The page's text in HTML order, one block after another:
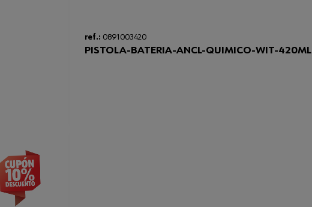
ref.: 0891003420
PISTOLA-BATERIA-ANCL-QUIMICO-WIT-420ML